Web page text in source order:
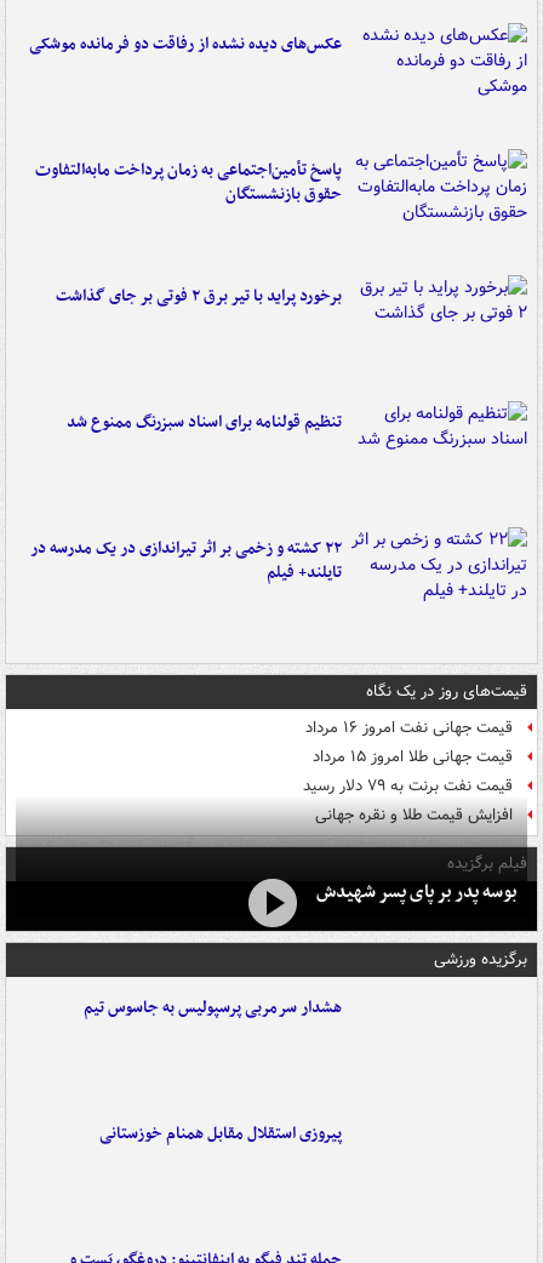
عکس‌های دیده نشده از رفاقت دو فرمانده‌ موشکی
پاسخ تأمین‌اجتماعی به زمان پرداخت مابه‌التفاوت
حقوق بازنشستگان
برخورد پراید با تیر برق ۲ فوتی بر جای گذاشت
تنظیم قولنامه برای اسناد سبزرنگ ممنوع شد
۲۲ کشته و زخمی بر اثر تیراندازی در یک مدرسه در
تایلند+ فیلم
قیمت‌های روز در یک نگاه
قیمت جهانی نفت امروز ۱۶ مرداد
قیمت جهانی طلا امروز ۱۵ مرداد
قیمت نفت برنت به ۷۹ دلار رسید
افزایش قیمت طلا و نقره جهانی
فیلم برگزیده
بوسه‌ پدر بر پای پسر شهیدش
برگزیده ورزشی
هشدار سرمربی پرسپولیس به جاسوس تیم
پیروزی استقلال مقابل همنام خوزستانی